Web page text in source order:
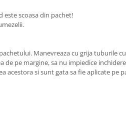
este scoasa din pachet!
Manevreaza cu grija tuburile
pe margine, sa nu impiedice
acestora si sunt gata sa fie aplicate pe